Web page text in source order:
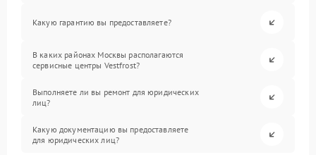
Какую гарантию вы предоставляете?
В каких районах Москвы располагаются
сервисные центры Vestfrost?
Выполняете ли вы ремонт для юридических
лиц?
Какую документацию вы предоставляете
для юридических лиц?